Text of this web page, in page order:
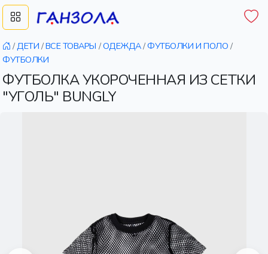
/ДЕТИ /ВСЕ ТОВАРЫ /ОДЕЖДА/ФУТБОЛКИ И ПОЛО /
ФУТБОЛКИ
ФУТБОЛКА УКОРОЧЕННАЯ ИЗ СЕТКИ
"УГОЛЬ" BUNGLY